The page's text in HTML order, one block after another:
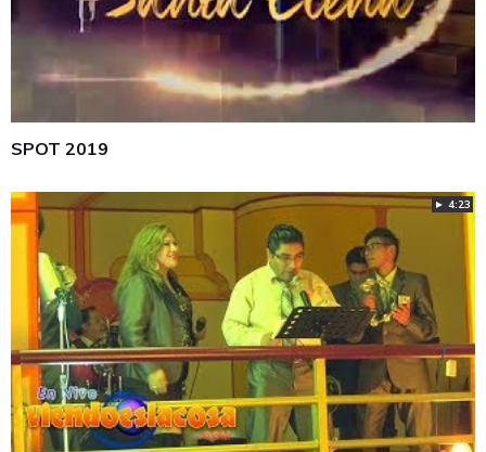
SPOT 2019
► 4:23